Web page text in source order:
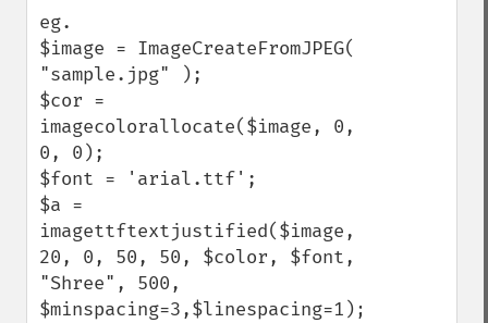
eg.
$image = ImageCreateFromJPEG(
"sample.jpg" );
$cor =
imagecolorallocate($image, 0,
0, 0);
$font = 'arial.ttf';
$a =
imagettftextjustified($image,
20, 0, 50, 50, $color, $font,
"Shree", 500,
$minspacing=3,$linespacing=1);